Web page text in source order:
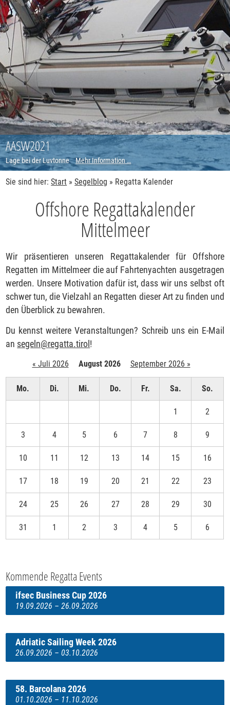
AASW2021
Lage bei der LuvtonneMehr Information …
Sie sind hier:Start »Segelblog » Regatta Kalender
Offshore Regattakalender
Mittelmeer
Wir präsentieren unseren Regattakalender für Offshore
Regatten im Mittelmeer die auf Fahrtenyachten ausgetragen
werden. Unsere Motivation dafür ist, dass wir uns selbst oft
schwer tun, die Vielzahl an Regatten dieser Art zu finden und
den Überblick zu bewahren.
Du kennst weitere Veranstaltungen? Schreib uns ein E-Mail
an segeln@regatta.tirol !
« Juli 2026 August 2026 September 2026 »
Mo. Di. Mi. Do. Fr. Sa. So.
1 2
3 4 5 6 7 8 9
10 11 12 13 14 15 16
17 18 19 20 21 22 23
24 25 26 27 28 29 30
31 1 2 3 4 5 6
Kommende Regatta Events
ifsec Business Cup 2026
19.09.2026 – 26.09.2026
Adriatic Sailing Week 2026
26.09.2026 – 03.10.2026
58. Barcolana 2026
01.10.2026 – 11.10.2026